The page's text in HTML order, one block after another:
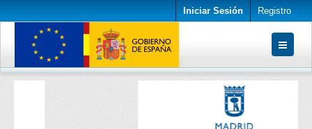
Iniciar Sesión Registro
Conjuntos de datos